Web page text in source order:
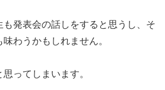
も発表会の話しをすると思うし、そ
わうかもしれません。
ってしまいます。